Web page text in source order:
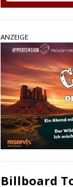
ANZEIGE
Billboard